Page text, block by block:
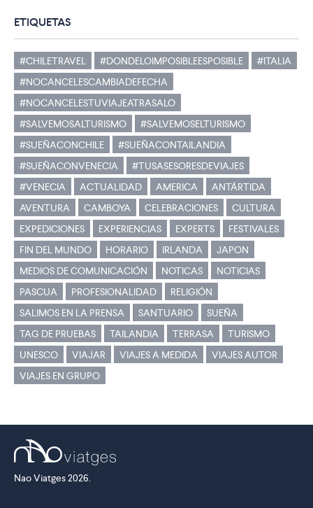
ETIQUETAS
#CHILETRAVEL #DONDELOIMPOSIBLEESPOSIBLE
#ITALIA
#NOCANCELESCAMBIADEFECHA
#NOCANCELESTUVIAJEATRASALO
#SALVEMOSALTURISMO
#SALVEMOSELTURISMO
#SUEÑACONCHILE
#SUEÑACONTAILANDIA
#SUEÑACONVENECIA
#TUSASESORESDEVIAJES
#VENECIA
ACTUALIDAD AMERICA
ANTÁRTIDA
AVENTURA
CAMBOYA CELEBRACIONES
CULTURA
EXPEDICIONES
EXPERIENCIAS EXPERTS
FESTIVALES
FIN DEL MUNDO
HORARIO IRLANDA
JAPON
MEDIOS DE COMUNICACIÓN
NOTICAS
NOTICIAS
PASCUA
PROFESIONALIDAD
RELIGIÓN
SALIMOS EN LA PRENSA
SANTUARIO
SUEÑA
TAG DE PRUEBAS
TAILANDIA TERRASA
TURISMO
UNESCO
VIAJAR VIAJES A MEDIDA
VIAJES AUTOR
VIAJES EN GRUPO
Nao Viatges 2026.